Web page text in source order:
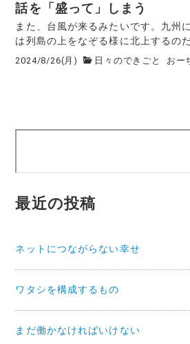
話を「盛って」しまう
また、台風が来るみたいです。九州
は列島の上をなぞる様に北上するの
2024/8/26(月) 日々のできごと おー
最近の投稿
ネットにつながらない幸せ
ワタシを構成するもの
まだ働かなければいけない